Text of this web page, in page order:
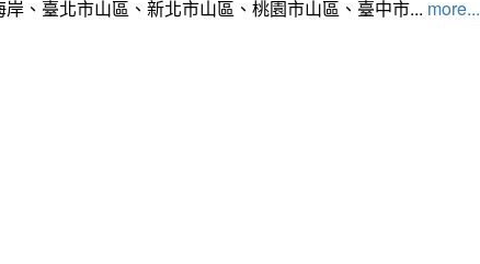
、臺北市山區、新北市山區、桃園市山區、臺中市... more...